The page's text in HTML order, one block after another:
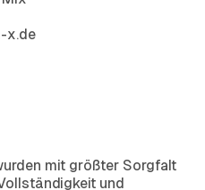
x.de
mit größter Sorgfalt
und